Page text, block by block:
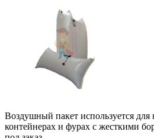
Воздушный пакет используется для
контейнерах и фурах с жесткими